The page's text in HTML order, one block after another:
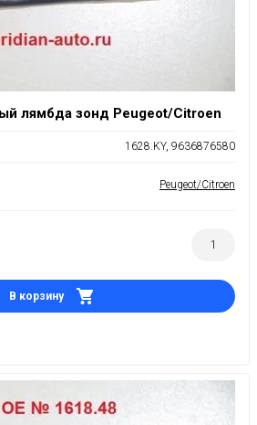
лямбда зонд Peugeot/Citroen
1628.KY, 9636876580
Peugeot/Citroen
В корзину